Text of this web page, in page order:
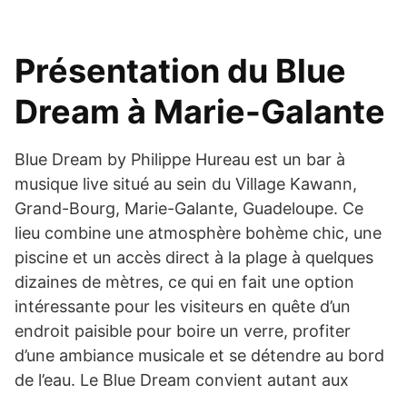
Présentation du Blue
Dream à Marie-Galante
Blue Dream by Philippe Hureau est un bar à
musique live situé au sein du Village Kawann,
Grand-Bourg, Marie-Galante, Guadeloupe. Ce
lieu combine une atmosphère bohème chic, une
piscine et un accès direct à la plage à quelques
dizaines de mètres, ce qui en fait une option
intéressante pour les visiteurs en quête d’un
endroit paisible pour boire un verre, profiter
d’une ambiance musicale et se détendre au bord
de l’eau. Le Blue Dream convient autant aux